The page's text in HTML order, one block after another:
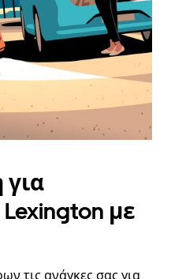
για
με
τις ανάγκες σας για